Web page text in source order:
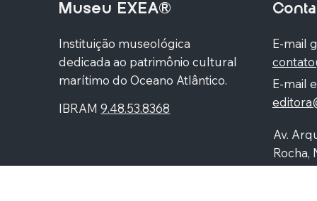
Museu EXEA®
Instituição museológica
dedicada ao patrimônio cultural
marítimo do Oceano Atlântico.
IBRAM9.48.53.8368
E-mail
E-mail
Av.
Rocha,